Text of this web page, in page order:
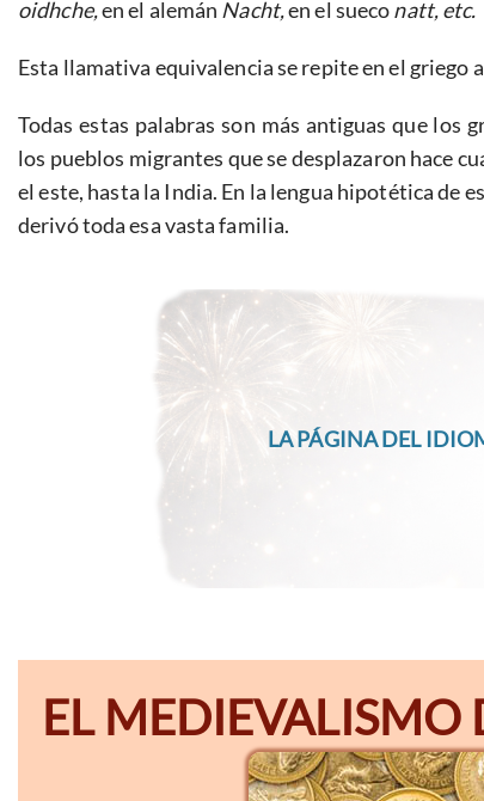
oidhche,en el alemán Nacht,en el sueconatt, etc.
Esta llamativa equivalencia se repite en el griego
Todas estas palabras son más antiguas que
los pueblos migrantes que se desplazaron hace
el este, hasta la India. En la lengua hipotética de
derivó toda esa vasta familia.
LA PÁGINA DEL
EL MEDIEVALISMO